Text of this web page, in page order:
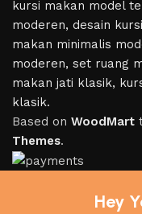
Based on WoodMart
Themes.
Hey